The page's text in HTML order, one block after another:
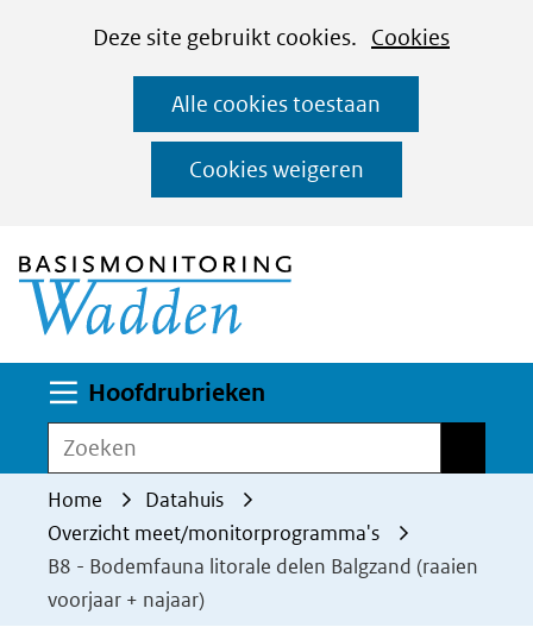
CookiesDeze site gebruikt cookies. Cookies
op
deze
website
worden
toegestaan
geweigerd.
Alle cookies toestaan
Cookies weigeren
Ga
naar
de
inhoud
Hoofdrubrieken
Zoeken
Home
Datahuis
Overzicht meet/monitorprogramma's
B8 - Bodemfauna litorale delen Balgzand (raaien
voorjaar + najaar)